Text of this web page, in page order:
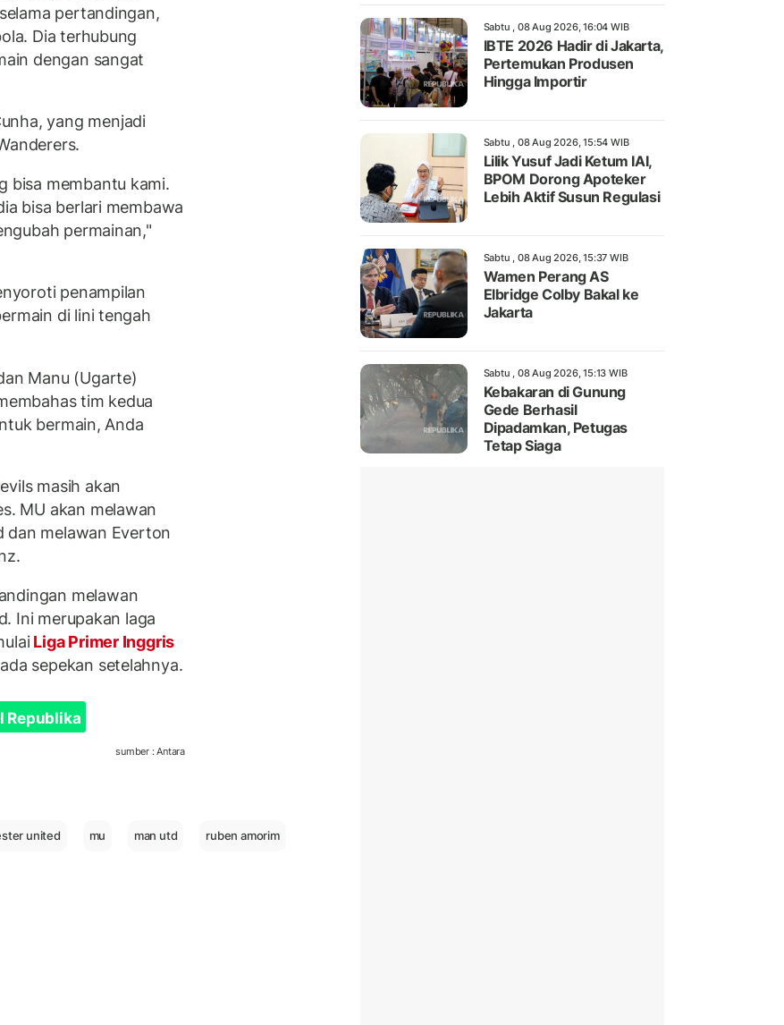
pertandingan,
Dia terhubung
dengan sangat
yang menjadi
bisa membantu kami.
bisa berlari membawa
permainan,"
penampilan
di lini tengah
Manu (Ugarte)
tim kedua
bermain, Anda
masih akan
MU akan melawan
dan melawan Everton
melawan
Ini merupakan laga
Liga Primer Inggris
sepekan setelahnya.
Republika
sumber : Antara
united mu man utd ruben amorim
Sabtu , 08 Aug 2026, 16:04 WIB
IBTE 2026 Hadir di Jakarta,
Pertemukan Produsen
Hingga Importir
Sabtu , 08 Aug 2026, 15:54 WIB
Lilik Yusuf Jadi Ketum IAI,
BPOM Dorong Apoteker
Lebih Aktif Susun Regulasi
Sabtu , 08 Aug 2026, 15:37 WIB
Wamen Perang AS
Elbridge Colby Bakal ke
Jakarta
Sabtu , 08 Aug 2026, 15:13 WIB
Kebakaran di Gunung
Gede Berhasil
Dipadamkan, Petugas
Tetap Siaga